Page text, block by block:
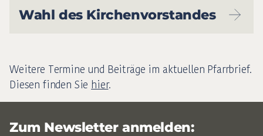
Wahl des Kirchenvorstandes
Weitere Termine und Beiträge im aktuellen Pfarrbrief.
Diesen finden Sie hier.
Zum Newsletter anmelden: